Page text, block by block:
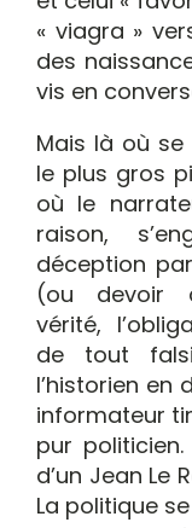
« viagra »
des
vis en
Mais là où
le plus gros
où le
raison,
déception
(ou devoir
vérité,
de tout
l’historien en
informateur
pur
d’un Jean Le
La politique